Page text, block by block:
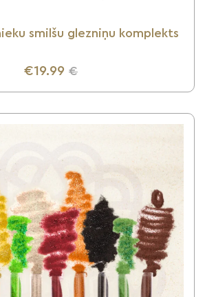
smilšu glezniņu komplekts
€19.99 €
UZZINI VAIRĀK